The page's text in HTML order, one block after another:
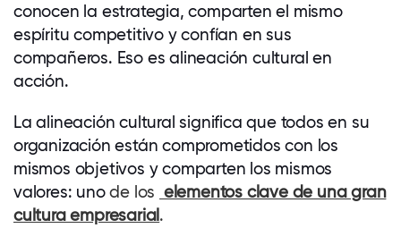
conocen la estrategia, comparten el mismo
espíritu competitivo y confían en sus
compañeros. Eso es alineación cultural en
acción.
La alineación cultural significa que todos en su
organización están comprometidos con los
mismos objetivos y comparten los mismos
valores: unode los elementos clave de una gran
cultura empresarial.